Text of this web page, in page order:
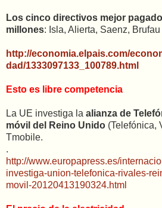
Los cinco directivos mejor
millones: Isla, Alierta, Saenz,
http://economia.elpais.com/
dad/1333097133_100789.html
Esto es libre competencia
La UE investiga la alianza de
móvil del Reino Unido (Telefónica,
Tmobile.
.
http://www.europapress.es/
investiga-union-telefonica-rivales-
movil-20120413190324.html